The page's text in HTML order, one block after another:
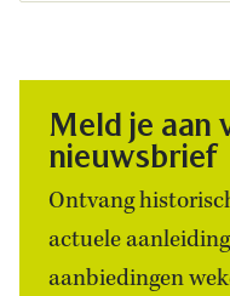
Meld je aan
nieuwsbrief
Ontvang
actuele
aanbiedingen